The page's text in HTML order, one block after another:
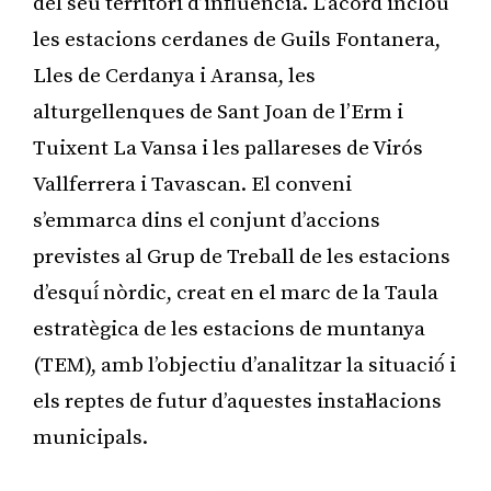
les estacions cerdanes de Guils Fontanera,
Lles de Cerdanya i Aransa, les
alturgellenques de Sant Joan de l’Erm i
Tuixent La Vansa i les pallareses de Virós
Vallferrera i Tavascan. El conveni
s’emmarca dins el conjunt d’accions
previstes al Grup de Treball de les estacions
d’esquí́ nòrdic, creat en el marc de la Taula
estratègica de les estacions de muntanya
(TEM), amb l’objectiu d’analitzar la situació́ i
els reptes de futur d’aquestes instal·lacions
municipals.